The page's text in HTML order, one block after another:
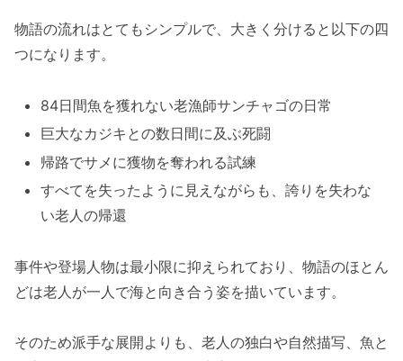
物語の流れはとてもシンプルで、大きく分けると以下の四
つになります。
84日間魚を獲れない老漁師サンチャゴの日常
巨大なカジキとの数日間に及ぶ死闘
帰路でサメに獲物を奪われる試練
すべてを失ったように見えながらも、誇りを失わな
い老人の帰還
事件や登場人物は最小限に抑えられており、物語のほとん
どは老人が一人で海と向き合う姿を描いています。
そのため派手な展開よりも、老人の独白や自然描写、魚と